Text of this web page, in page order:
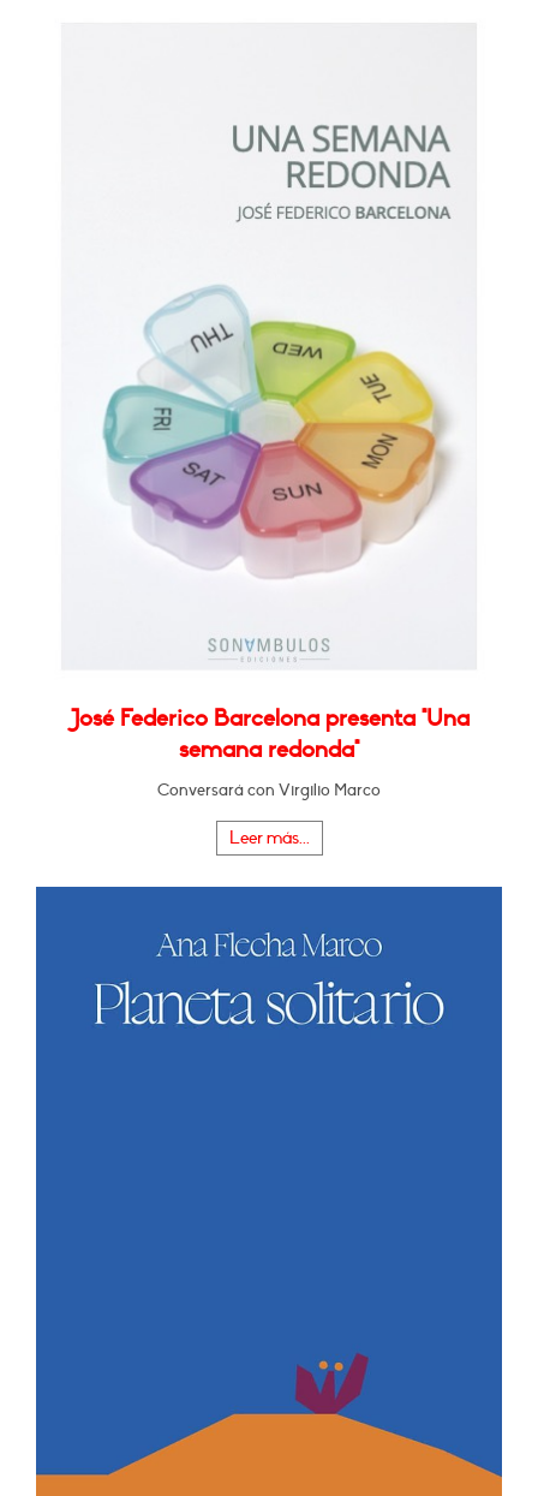
José Federico Barcelona presenta "Una
semana redonda"
Conversará con Virgilio Marco
Leer más...